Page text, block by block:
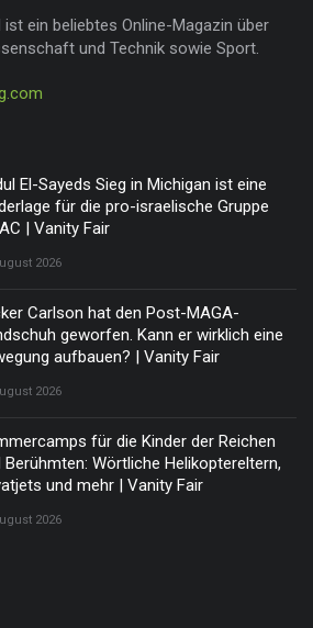
ist ein beliebtes Online-Magazin über
und Technik sowie Sport.
El-Sayeds Sieg in Michigan ist eine
für die pro-israelische Gruppe
| Vanity Fair
2026
Carlson hat den Post-MAGA-
geworfen. Kann er wirklich eine
aufbauen? | Vanity Fair
2026
für die Kinder der Reichen
Berühmten: Wörtliche Helikoptereltern,
und mehr | Vanity Fair
2026